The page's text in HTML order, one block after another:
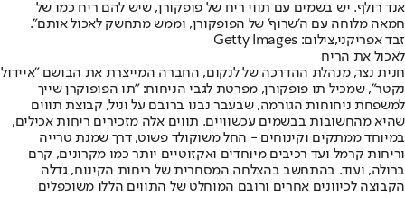
אנד רולף. יש בשמים עם תווי ריח של פופקורן, שיש להם ריח כמו של
חמאה מלוחה עם ה'שרוף' של הפופקורן, וממש מתחשק לאכול אותם".
זבד אפריקני,צילום: Getty Images
לאכול את הריח
חנית נצר, מנהלת ההדרכה של לנקום, החברה המייצרת את הבושם "איידול
נקטר", שמכיל תו פופקורן, מפרטת לגבי הניחוח: "תו הפופוקרן שייך
למשפחת ניחוחות הגורמה, שבעבר נבנו ברובם על וניל, קבוצת תווים
שהיא מהחשובות בבשמים עכשוויים. תווים אלה מזכירים ריחות אכילים,
במיוחד ממתקים וקינוחים - החל משוקולד פשוט, דרך שמנת טרייה
וריחות קרמל ועד רכיבים מיוחדים ואקזוטיים יותר כמו מקרונים, קרם
ברולה, ועוד. בהתחשב בהצלחה המסחרית של ריחות הקינוח, גדלה
הקבוצה לכיוונים אחרים ורובם המוחלט של התווים הללו משוכפלים